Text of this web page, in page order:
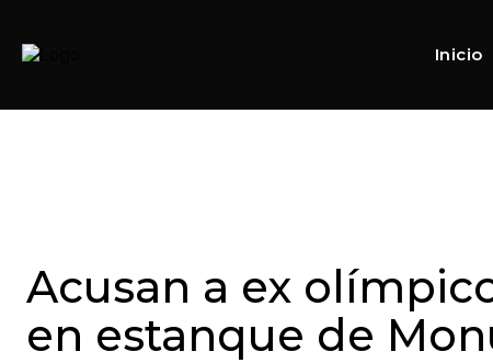
Inicio
Acusan a ex
en estanque de